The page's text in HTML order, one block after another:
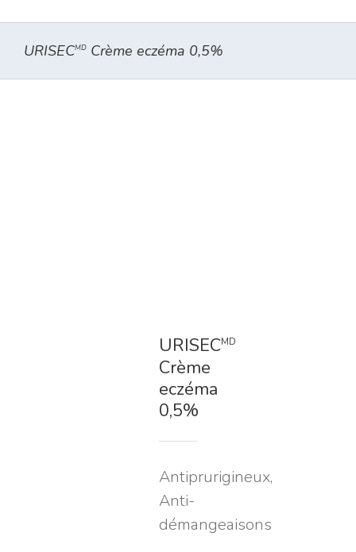
URISECMD Crème eczéma 0,5%
URISECMD
Crème
eczéma
0,5%
Antiprurigineux,
Anti-
démangeaisons